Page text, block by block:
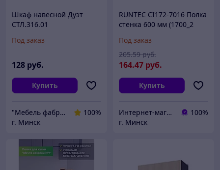
Шкаф навесной Дуэт
СТЛ.316.01
Под заказ
128 руб.
Купить
"Мебель фабрик" интернет-магазин мебели
100%
г. Минск
RUNTEC CI172-7016 Полка
стенка 600 мм (1700_2
Под заказ
164.47 руб.
205.59 руб.
Купить
Интернет-магазин 24маркет.бел
100%
г. Минск